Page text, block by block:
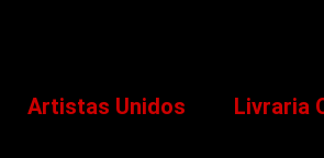
Artistas Unidos Livraria